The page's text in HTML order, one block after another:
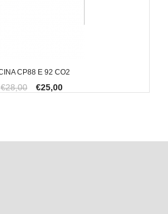
CP88 E 92 CO2
€28,00 €25,00